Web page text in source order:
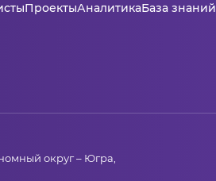
ПроектыАналитикаБаза знаний
округ – Югра,